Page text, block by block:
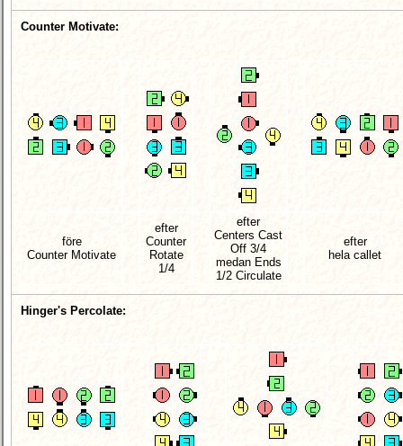
Counter Motivate:
före
Counter Motivate
efter
Counter
Rotate
1/4
efter
Centers Cast
Off 3/4
medan Ends
1/2 Circulate
efter
hela callet
Hinger's Percolate: